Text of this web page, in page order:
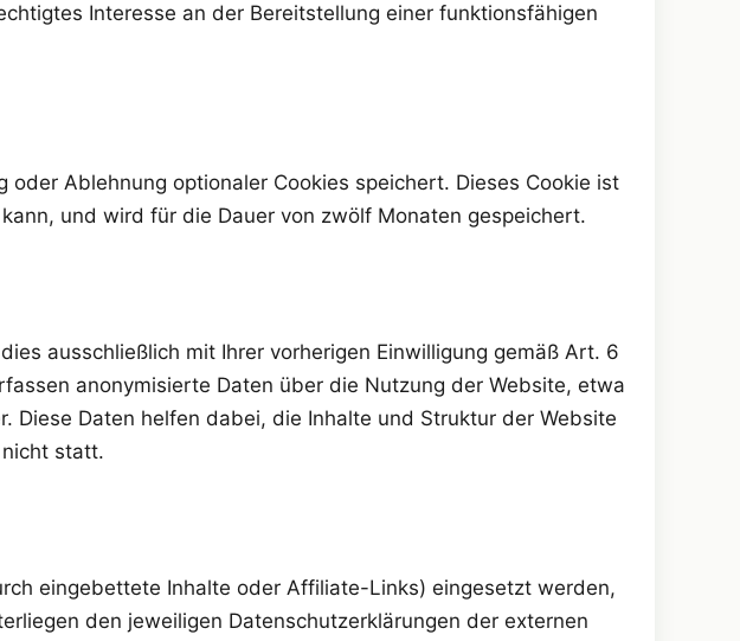
Interesse an der Bereitstellung einer funktionsfähigen
Ablehnung optionaler Cookies speichert. Dieses Cookie ist
und wird für die Dauer von zwölf Monaten gespeichert.
ausschließlich mit Ihrer vorherigen Einwilligung gemäß Art. 6
anonymisierte Daten über die Nutzung der Website, etwa
Daten helfen dabei, die Inhalte und Struktur der Website
statt.
eingebettete Inhalte oder Affiliate-Links) eingesetzt werden,
den jeweiligen Datenschutzerklärungen der externen